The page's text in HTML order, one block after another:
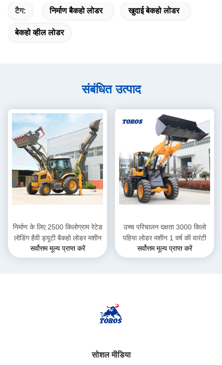
टैग: निर्माण बैकहो लोडर खुदाई बेकहो लोडर
बेकहो व्हील लोडर
संबंधित उत्पाद
निर्माण के लिए 2500 किलोग्राम रेटेड
लोडिंग हैवी ड्यूटी बैकहो लोडर मशीन
सर्वोत्तम मूल्य प्राप्त करें
उच्च परिचालन दक्षता 3000 किलो
पहिया लोडर मशीन 1 वर्ष की वारंटी
सर्वोत्तम मूल्य प्राप्त करें
सोशल मीडिया